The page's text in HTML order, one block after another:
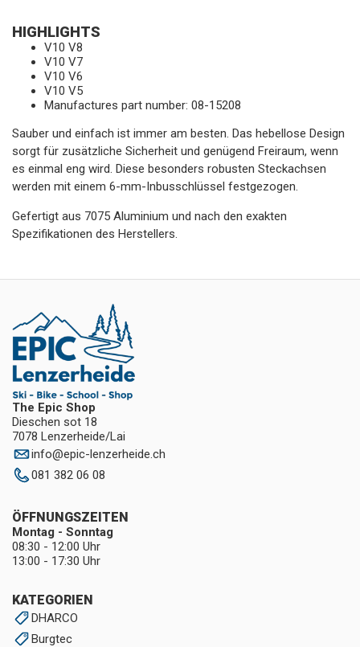
HIGHLIGHTS
V10 V8
V10 V7
V10 V6
V10 V5
Manufactures part number: 08-15208
Sauber und einfach ist immer am besten. Das hebellose Design
sorgt für zusätzliche Sicherheit und genügend Freiraum, wenn
es einmal eng wird. Diese besonders robusten Steckachsen
werden mit einem 6-mm-Inbusschlüssel festgezogen.
Gefertigt aus 7075 Aluminium und nach den exakten
Spezifikationen des Herstellers.
The Epic Shop
Dieschen sot 18
7078 Lenzerheide/Lai
info@epic-lenzerheide.ch
081 382 06 08
KATEGORIEN
DHARCO
Burgtec
ÖFFNUNGSZEITEN
Montag - Sonntag
08:30 - 12:00 Uhr
13:00 - 17:30 Uhr